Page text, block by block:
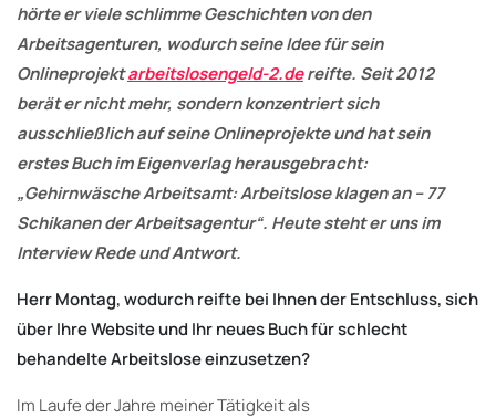
hörte er viele schlimme Geschichten von den
Arbeitsagenturen, wodurch seine Idee für sein
Onlineprojektarbeitslosengeld-2.dereifte. Seit 2012
berät er nicht mehr, sondern konzentriert sich
ausschließlich auf seine Onlineprojekte und hat sein
erstes Buch im Eigenverlag herausgebracht:
„Gehirnwäsche Arbeitsamt: Arbeitslose klagen an – 77
Schikanen der Arbeitsagentur“. Heute steht er uns im
Interview Rede und Antwort.
Herr Montag, wodurch reifte bei Ihnen der Entschluss, sich
über Ihre Website und Ihr neues Buch für schlecht
behandelte Arbeitslose einzusetzen?
Im Laufe der Jahre meiner Tätigkeit als